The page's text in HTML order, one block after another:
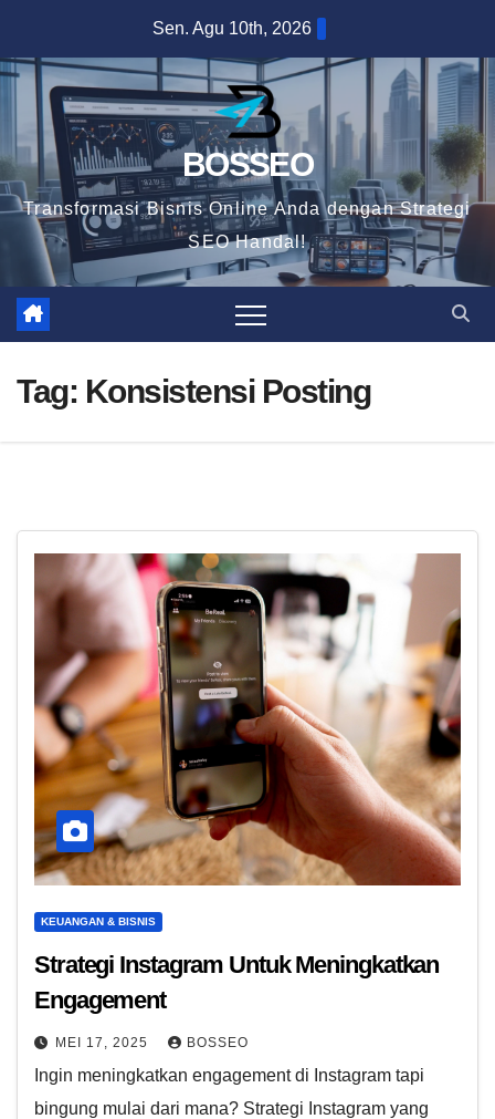
content
Sen. Agu 10th, 2026
BOSSEO
Transformasi Bisnis Online Anda dengan Strategi
SEO Handal!
Tag: Konsistensi Posting
KEUANGAN & BISNIS
Strategi Instagram Untuk Meningkatkan
Engagement
MEI 17, 2025 BOSSEO
Ingin meningkatkan engagement di Instagram tapi
bingung mulai dari mana? Strategi Instagram yang